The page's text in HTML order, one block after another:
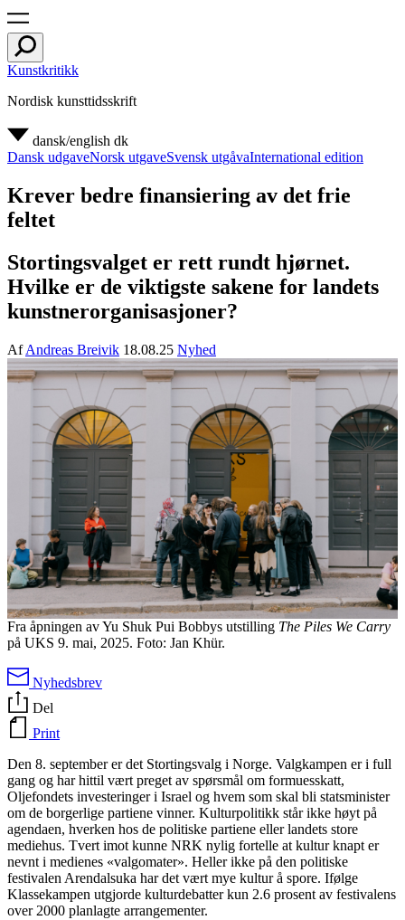
Kunstkritikk
Nordisk kunsttidsskrift
dansk/english dk
Dansk udgaveNorsk utgaveSvensk utgåvaInternational edition
Krever bedre finansiering av det frie
feltet
Stortingsvalget er rett rundt hjørnet.
Hvilke er de viktigste sakene for landets
kunstnerorganisasjoner?
AfAndreas Breivik 18.08.25 Nyhed
Fra åpningen av Yu Shuk Pui Bobbys utstilling The Piles We Carry
på UKS 9. mai, 2025. Foto: Jan Khür.
Nyhedsbrev
Del
Print
Den 8. september er det Stortingsvalg i Norge. Valgkampen er i full
gang og har hittil vært preget av spørsmål om formuesskatt,
Oljefondets investeringer i Israel og hvem som skal bli statsminister
om de borgerlige partiene vinner. Kulturpolitikk står ikke høyt på
agendaen, hverken hos de politiske partiene eller landets store
mediehus. Tvert imot kunne NRK nylig fortelle at kultur knapt er
nevnt i medienes «valgomater». Heller ikke på den politiske
festivalen Arendalsuka har det vært mye kultur å spore. Ifølge
Klassekampen utgjorde kulturdebatter kun 2.6 prosent av festivalens
over 2000 planlagte arrangementer.